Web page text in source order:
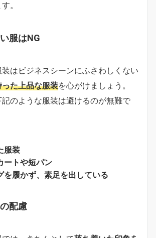
。
服はNG
はビジネスシーンにふさわしくない
た上品な服装を心がけましょう。
のような服装は避けるのが無難で
服装
ートや短パン
を履かず、素足を出している
配慮